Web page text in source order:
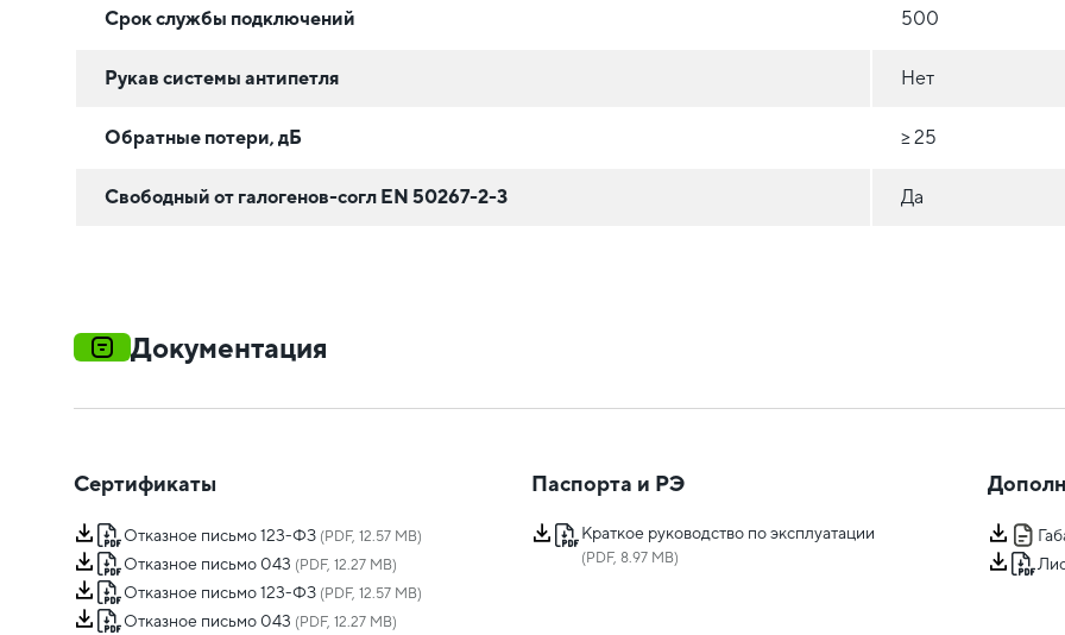
Срок службы подключений 500
Рукав системы антипетля Нет
Обратные потери, дБ ≥ 25
Свободный от галогенов-согл EN 50267-2-3 Да
Документация
Сертификаты
Отказное письмо 123-ФЗ (PDF, 12.57 MB)
Отказное письмо 043 (PDF, 12.27 MB)
Отказное письмо 123-ФЗ (PDF, 12.57 MB)
Отказное письмо 043 (PDF, 12.27 MB)
Паспорта и РЭ
Краткое руководство по эксплуатации
(PDF, 8.97 MB)